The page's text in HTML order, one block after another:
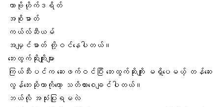
ကာဗိုဟိုက်ဒရိတ်
အစိုဓာတ်
ကယ်လ်ဆီယမ်
အမျှင်ဓာတ် တို့ဝင်နေပါတယ်။
ဘေးထွက်ဆိုးကျိုးများ
ကြယ်သီးပင်က ဆေးဖက်ဝင်ပြီး ဘေးထွက်ဆိုးကျိုး မရှိပေမယ့် တန်ဆေး
လွန်ဘေးဆိုတာကိုတော့ သတိထားစေချင်ပါတယ်။
ဘယ်လို အသုံးပြုရမလဲ